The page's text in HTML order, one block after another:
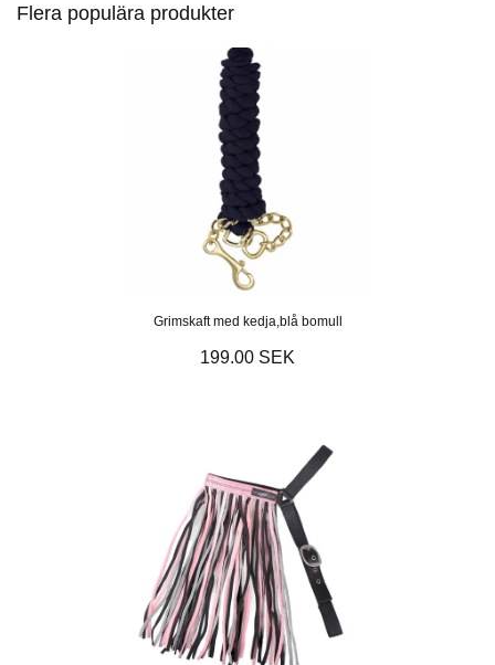
Flera populära produkter
Grimskaft med kedja,blå bomull
199.00 SEK